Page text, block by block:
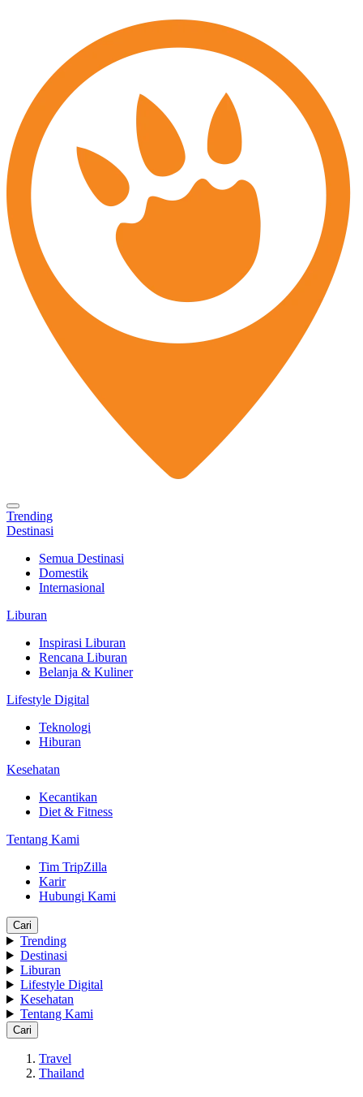
Trending
Destinasi
Semua Destinasi
Domestik
Internasional
Liburan
Inspirasi Liburan
Rencana Liburan
Belanja & Kuliner
Lifestyle Digital
Teknologi
Hiburan
Kesehatan
Kecantikan
Diet & Fitness
Tentang Kami
Tim TripZilla
Karir
Hubungi Kami
Cari
Trending
Destinasi
Liburan
Lifestyle Digital
Kesehatan
Tentang Kami
Cari
Travel
Thailand